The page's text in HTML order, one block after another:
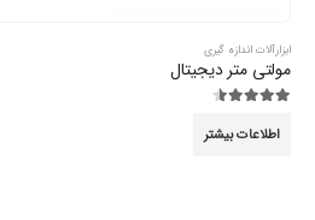
ابزارآلات اندازه گیری
مولتی متر دیجیتال
اطلاعات بیشتر